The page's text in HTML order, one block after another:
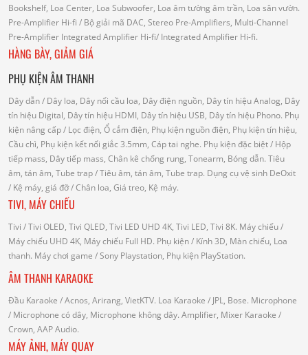
Bookshelf, Loa Center, Loa Subwoofer, Loa âm tường âm trần, Loa sân vườn.
Pre-Amplifier Hi-fi / Bộ giải mã DAC, Stereo Pre-Amplifiers, Multi-Channel
Pre-Amplifier Integrated Amplifier Hi-fi/ Integrated Amplifier Hi-fi.
HÀNG BÀY, GIẢM GIÁ
PHỤ KIỆN ÂM THANH
Dây dẫn/ Dây loa, Dây nối cầu loa, Dây điện nguồn, Dây tín hiệu Analog, Dây
tín hiệu Digital, Dây tín hiệu HDMI, Dây tín hiệu USB, Dây tín hiệu Phono. Phụ
kiện nâng cấp/ Lọc điện, Ổ cắm điện, Phụ kiện nguồn điện, Phụ kiện tín hiệu,
Cầu chì, Phụ kiện kết nối giắc 3.5mm, Cáp tai nghe. Phụ kiện đặc biệt/ Hộp
tiếp mass, Dây tiếp mass, Chân kê chống rung, Tonearm, Bóng dẫn. Tiêu
âm, tán âm, Tube trap/ Tiêu âm, tán âm, Tube trap. Dụng cụ vệ sinh DeOxit
/ Kệ máy, giá đỡ/ Chân loa, Giá treo, Kệ máy.
TIVI, MÁY CHIẾU
Tivi / Tivi OLED, Tivi QLED, Tivi LED UHD 4K, Tivi LED, Tivi 8K. Máy chiếu/
Máy chiếu UHD 4K, Máy chiếu Full HD. Phụ kiện/ Kính 3D, Màn chiếu, Loa
thanh. Máy chơi game / Sony Playstation, Phụ kiện PlayStation.
ÂM THANH KARAOKE
Đầu Karaoke / Acnos, Arirang, VietKTV. Loa Karaoke / JPL, Bose. Microphone
/ Microphone có dây, Microphone không dây. Amplifier, Mixer Karaoke /
Crown, AAP Audio.
MÁY ẢNH, MÁY QUAY